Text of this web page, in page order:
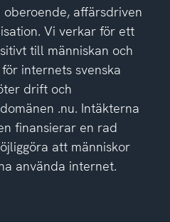
affärsdriven
Vi verkar för ett
till människan och
internets svenska
drift och
.nu. Intäkterna
finansierar en rad
att människor
använda internet.